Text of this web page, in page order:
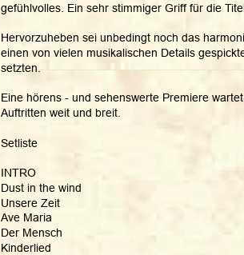
gefühlvolles. Ein sehr stimmiger Griff für die
Hervorzuheben sei unbedingt noch das
einen von vielen musikalischen Details
setzten.
Eine hörens - und sehenswerte Premiere
Auftritten weit und breit.
Setliste
INTRO
Dust in the wind
Unsere Zeit
Ave Maria
Der Mensch
Kinderlied